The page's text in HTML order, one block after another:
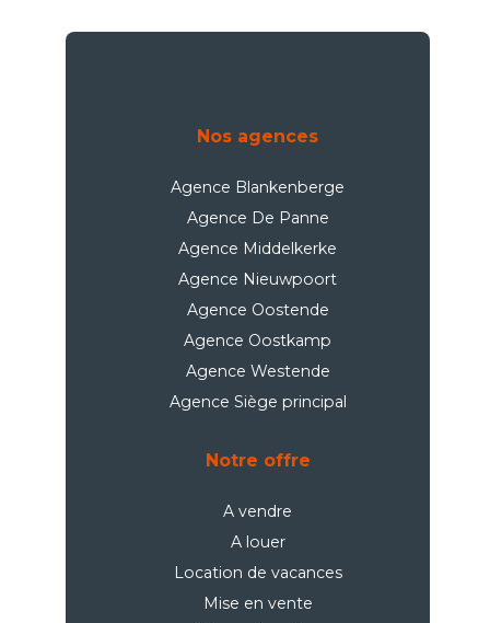
Nos agences
Agence Blankenberge
Agence De Panne
Agence Middelkerke
Agence Nieuwpoort
Agence Oostende
Agence Oostkamp
Agence Westende
Agence Siège principal
Notre offre
A vendre
A louer
Location de vacances
Mise en vente